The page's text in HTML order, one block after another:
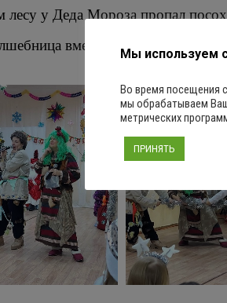
у Деда Мороза пропал
вместе с ребятами
Мы используем
Во время посещения
мы обрабатываем
метрических
ПРИНЯТЬ